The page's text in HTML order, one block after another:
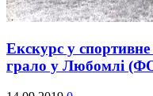
Екскурс у
грало у Любомлі